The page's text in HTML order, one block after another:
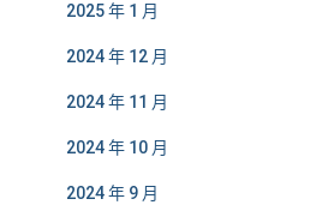
2025 年 1 月
2024 年 12 月
2024 年 11 月
2024 年 10 月
2024 年 9 月